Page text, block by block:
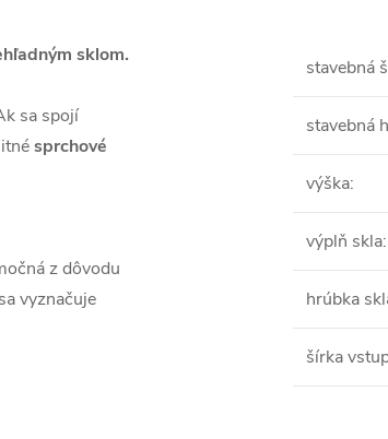
sklom.
sa spojí
sprchové
z dôvodu
vyznačuje
stavebná
stavebná
výška:
výplň skla:
hrúbka
šírka